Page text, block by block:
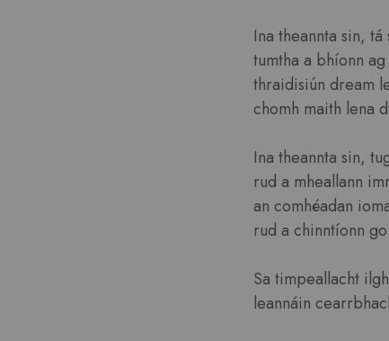
Ina theannta sin,
tumtha a bhíonn
thraidisiún dream
chomh maith lena
Ina theannta sin,
rud a mheallann
an comhéadan
rud a chinntíonn
Sa timpeallacht
leannáin